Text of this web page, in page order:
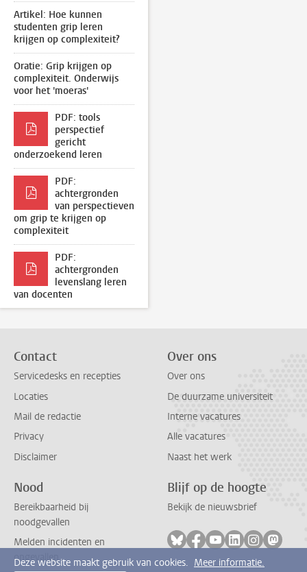
Artikel: Hoe kunnen
studenten grip leren
krijgen op complexiteit?
Oratie: Grip krijgen op
complexiteit. Onderwijs
voor het 'moeras'
PDF: tools
perspectief
gericht
onderzoekend leren
PDF:
achtergronden
van perspectieven
om grip te krijgen op
complexiteit
PDF:
achtergronden
levenslang leren
van docenten
Contact
Servicedesks en recepties
Locaties
Mail de redactie
Privacy
Disclaimer
Over ons
Over ons
De duurzame universiteit
Interne vacatures
Alle vacatures
Naast het werk
Nood
Bereikbaarheid bij
noodgevallen
Melden incidenten en
ongevallen
Blijf op de hoogte
Bekijk de nieuwsbrief
Volg ons op bluesky
Volg ons op facebook
Volg ons op
Volg ons op
Volg ons
Volg
Deze website maakt gebruik van cookies. Meer informatie.